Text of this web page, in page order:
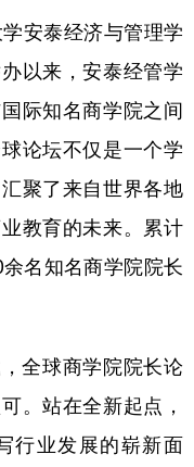
源 会展
尚 悦读
太网 上市公司
北 山西
海 江苏
福建 江西
安泰经济与管理学
以来，安泰经管学
际知名商学院之间
论坛不仅是一个学
聚了来自世界各地
教育的未来。累计
名知名商学院院长
全球商学院院长论
。站在全新起点，
行业发展的崭新面